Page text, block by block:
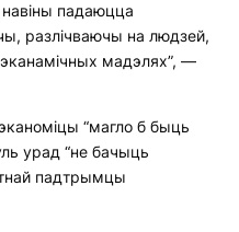
навіны падаюцца
разлічваючы на людзей,
эканамічных мадэлях”, —
“магло б быць
урад “не бачыць
падтрымцы